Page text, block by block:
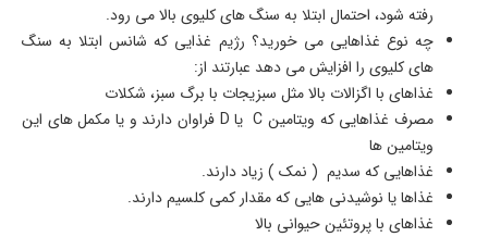
رفته شود، احتمال ابتلا به سنگ های کلیوی بالا می رود.
چه نوع غذاهایی می خورید؟ رژیم غذایی که شانس ابتلا به سنگ
های کلیوی را افزایش می دهد عبارتند از:
غذاهای با اگزالات بالا مثل سبزیجات با برگ سبز، شکلات
مصرف غذاهایی که ویتامین C یا D فراوان دارند و یا مکمل های این
ویتامین ها
غذاهایی که سدیم ( نمک ) زیاد دارند.
غذاها یا نوشیدنی هایی که مقدار کمی کلسیم دارند.
غذاهای با پروتئین حیوانی بالا